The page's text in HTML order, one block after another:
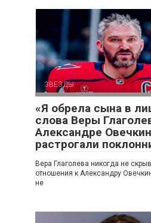
ЗВЕЗДЫ
«Я обрела сына в
слова Веры
Александре
растрогали
Вера Глаголева никогда не
отношения к Александру
не